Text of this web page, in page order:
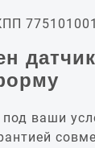
775101001
ваши